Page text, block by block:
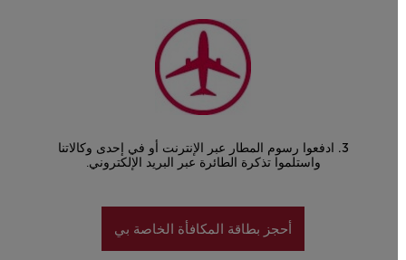
ادفعوا رسوم المطار عبر الإنترنت أو في إحدى وكالاتنا
واستلموا تذكرة الطائرة عبر البريد الإلكتروني.
أحجز بطاقة المكافأة الخاصة بي